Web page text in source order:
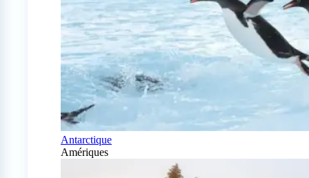
Antarctique
Amériques